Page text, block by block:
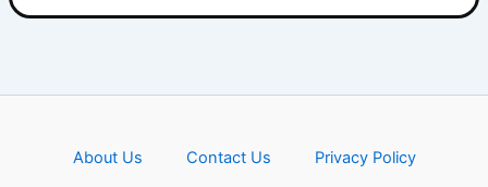
About Us Contact Us Privacy Policy